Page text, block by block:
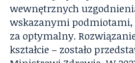
wewnętrznych
wskazanymi podmiotami,
za optymalny.
kształcie – zostało